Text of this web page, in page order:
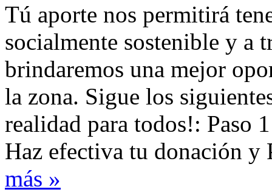
Tú aporte nos permitirá
socialmente sostenible y a
brindaremos una mejor
la zona. Sigue los
realidad para todos!: Paso
Haz efectiva tu donación y
más »